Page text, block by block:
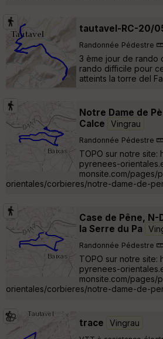
tautavel-RC-20/
Randonnée Pédestre
3 ème jour de rando
rando difficile pour
atteints la torre del
Notre Dame de
Calce
Vingrau
Randonnée Pédestre
TOPO sur notre site:
pyrenees-
monsite.com/pages/
orientales/corbieres/notre-dame-de-
Case de Pêne,
la Serre du Pa
Randonnée Pédestre
TOPO sur notre site:
pyrenees-
monsite.com/pages/
orientales/corbieres/notre-dame-de-
trace Vingrau